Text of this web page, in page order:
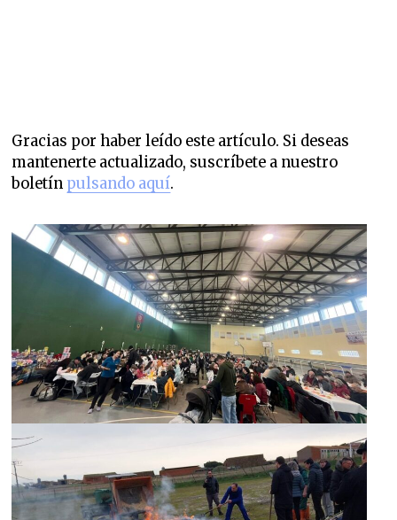
Gracias por haber leído este artículo. Si deseas
mantenerte actualizado, suscríbete a nuestro
boletín pulsando aquí.